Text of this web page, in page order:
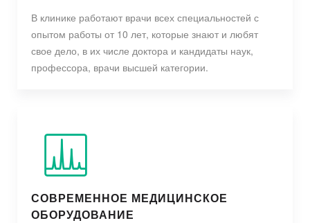
В клинике работают врачи всех специальностей с
опытом работы от 10 лет, которые знают и любят
свое дело, в их числе доктора и кандидаты наук,
профессора, врачи высшей категории.
СОВРЕМЕННОЕ МЕДИЦИНСКОЕ
ОБОРУДОВАНИЕ